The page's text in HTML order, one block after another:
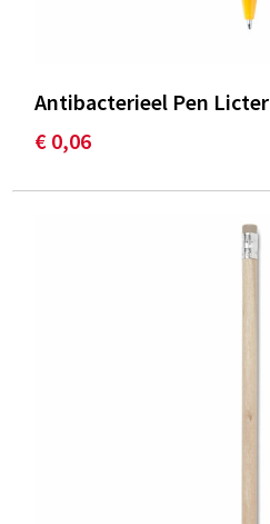
Antibacterieel Pen Licter
€ 0,06